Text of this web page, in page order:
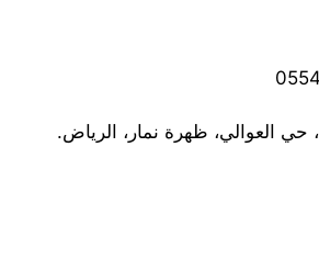
العوالي، ظهرة نمار، الرياض.